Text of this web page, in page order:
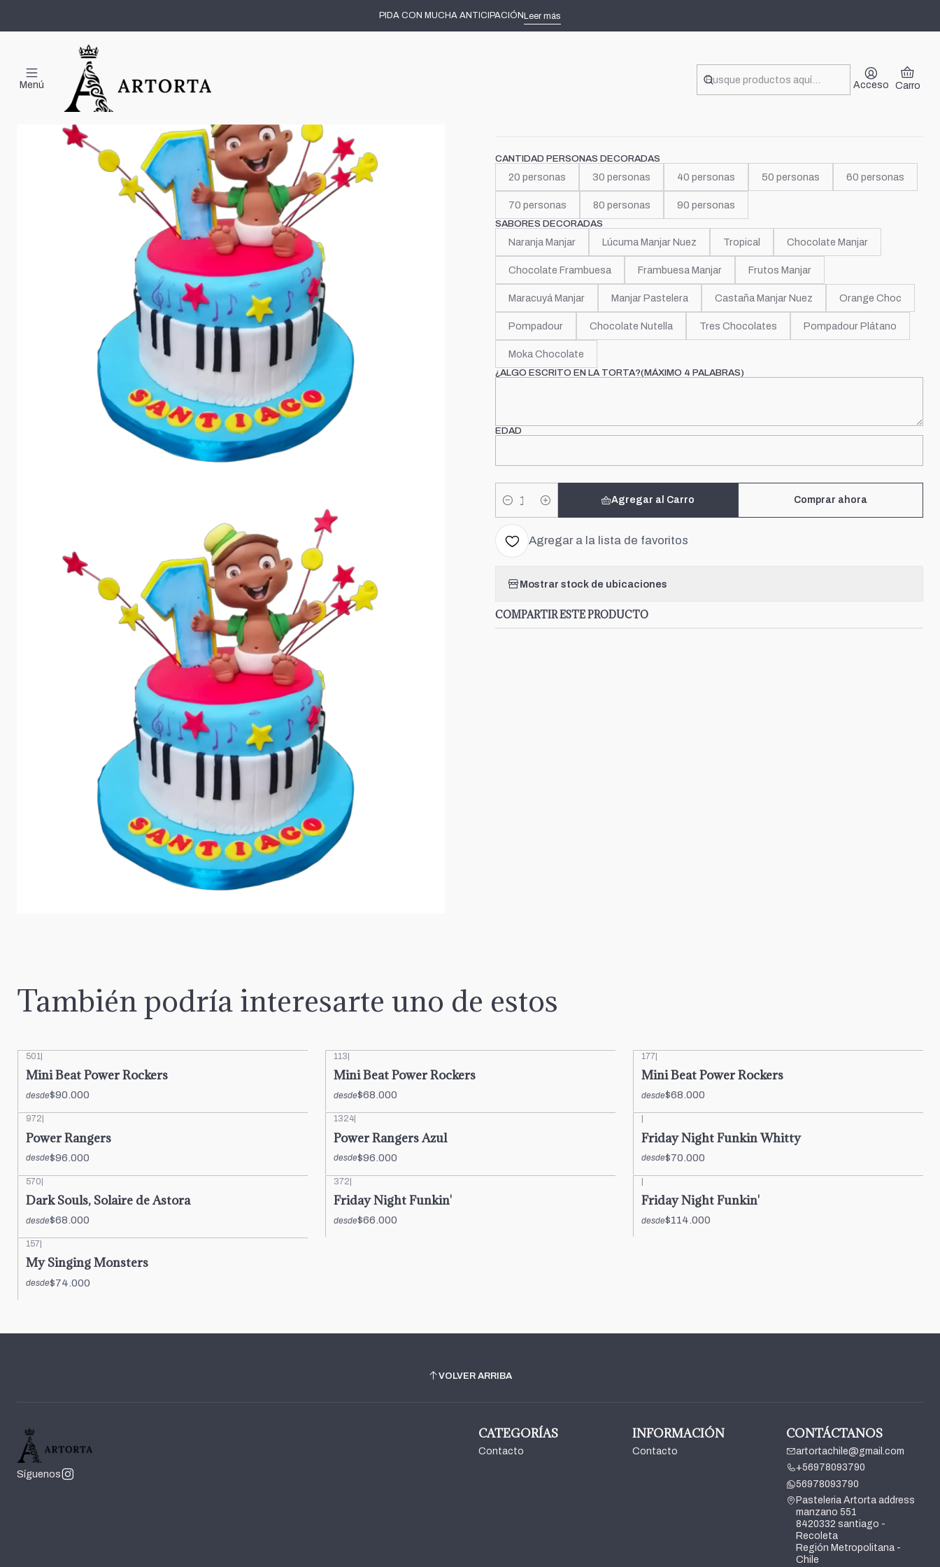
Menú Acceso Carro
PIDA CON MUCHA ANTICIPACIÓNLeer más
Tortas decoradas Primeros Añitos Mini Beat Power Rockers Carlos
Mini Beat Power Rockers
CANTIDAD PERSONAS DECORADAS
20 personas 30 personas 40 personas 50 personas 60 personas
70 personas 80 personas 90 personas
SABORES DECORADAS
Naranja Manjar Lúcuma Manjar Nuez Tropical Chocolate Manjar
Chocolate Frambuesa Frambuesa Manjar Frutos Manjar
Maracuyá Manjar Manjar Pastelera Castaña Manjar Nuez Orange Choc
Pompadour Chocolate Nutella Tres Chocolates Pompadour Plátano
Moka Chocolate
¿ALGO ESCRITO EN LA TORTA?(MÁXIMO 4 PALABRAS)
EDAD
Cantidad
Agregar al Carro Comprar ahora
Agregar a la lista de favoritos
Mostrar stock de ubicaciones
COMPARTIR ESTE PRODUCTO
También podría interesarte uno de estos
501
Mini Beat Power Rockers
desde$90.000
113
Mini Beat Power Rockers
desde$68.000
177|
Mini Beat Power Rockers
desde$68.000
972
Power Rangers
desde$96.000
1324|
Power Rangers Azul
desde$96.000
Friday Night Funkin Whitty
desde$70.000
570|
Dark Souls, Solaire de Astora
desde$68.000
372|
Friday Night Funkin'
desde$66.000
|
Friday Night Funkin'
desde$114.000
157
My Singing Monsters
desde$74.000
VOLVER ARRIBA
Síguenos
CATEGORÍAS
Contacto
INFORMACIÓN
Contacto
CONTÁCTANOS
artortachile@gmail.com
+56978093790
56978093790
Pasteleria Artorta address
manzano 551
8420332 santiago -
Recoleta
Región Metropolitana -
Chile